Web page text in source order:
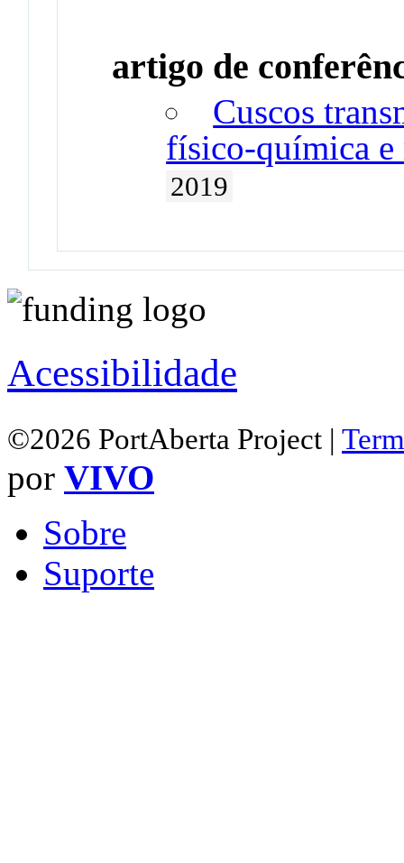
artigo de
Cuscos
físico-química
2019
Acessibilidade
©2026 PortAberta Project |
por VIVO
Sobre
Suporte